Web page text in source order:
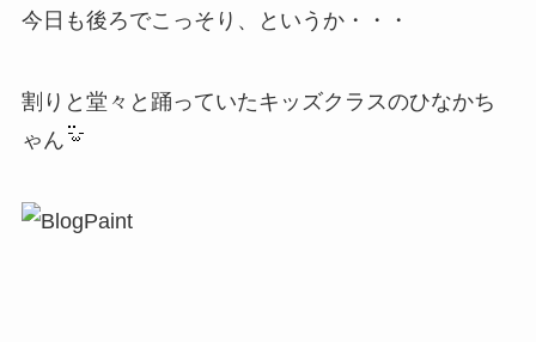
今日も後ろでこっそり、というか・・・
割りと堂々と踊っていたキッズクラスのひなかち
ゃん